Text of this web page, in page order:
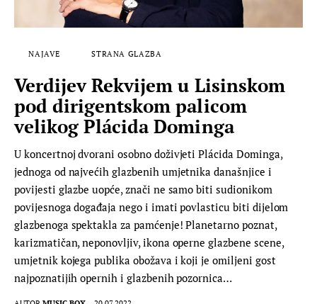
NAJAVE STRANA GLAZBA
Verdijev Rekvijem u Lisinskom
pod dirigentskom palicom
velikog Plácida Dominga
U koncertnoj dvorani osobno doživjeti Plácida Dominga,
jednoga od najvećih glazbenih umjetnika današnjice i
povijesti glazbe uopće, znači ne samo biti sudionikom
povijesnoga događaja nego i imati povlasticu biti dijelom
glazbenoga spektakla za pamćenje! Planetarno poznat,
karizmatičan, neponovljiv, ikona operne glazbene scene,
umjetnik kojega publika obožava i koji je omiljeni gost
najpoznatijih opernih i glazbenih pozornica…